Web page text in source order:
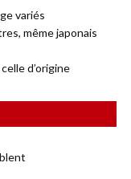
variés
même japonais
d’origine